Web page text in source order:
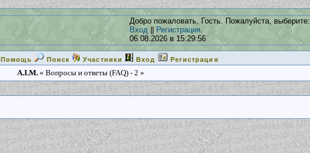
Добро пожаловать, Гость. Пожалуйста, выберите:
Вход
Регистрация.
06.08.2026 в 15:29:56
Помощь Поиск Участники Вход Регистрация
A.I.M.« Вопросы и ответы (FAQ) - 2 »